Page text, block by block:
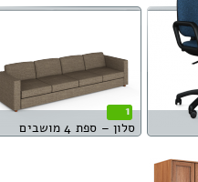
1
סלון – ספת 4 מושבים